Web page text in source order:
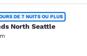
North
DE 7 NUITS OU PLUS
North Seattle